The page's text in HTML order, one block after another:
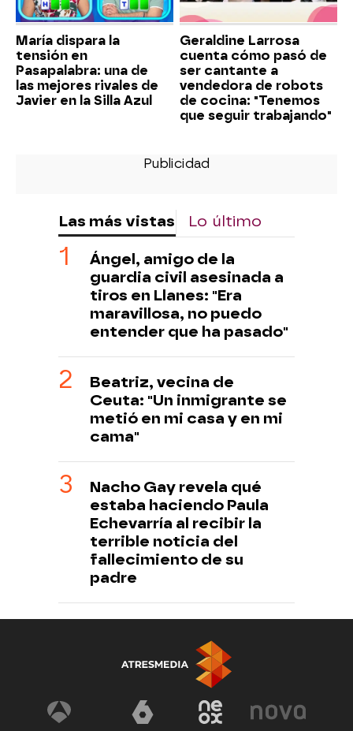
María dispara la
tensión en
Pasapalabra: una de
las mejores rivales de
Javier en la Silla Azul
Geraldine Larrosa
cuenta cómo pasó de
ser cantante a
vendedora de robots
de cocina: "Tenemos
que seguir trabajando"
Las más vistas Lo último
Ángel, amigo de la
guardia civil asesinada a
tiros en Llanes: "Era
maravillosa, no puedo
entender que ha pasado"
Beatriz, vecina de
Ceuta: "Un inmigrante se
metió en mi casa y en mi
cama"
Nacho Gay revela qué
estaba haciendo Paula
Echevarría al recibir la
terrible noticia del
fallecimiento de su
padre